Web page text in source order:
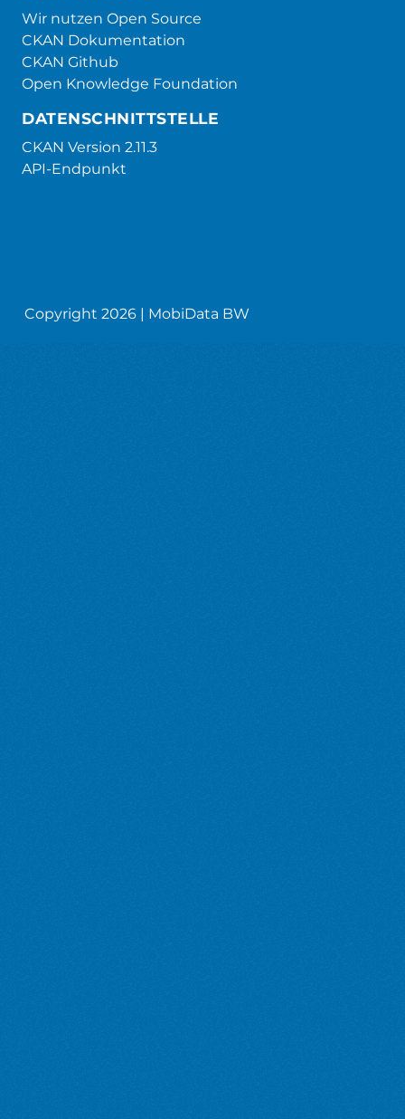
Wir nutzen Open Source
CKAN Dokumentation
CKAN Github
Open Knowledge Foundation
DATENSCHNITTSTELLE
CKAN Version 2.11.3
API-Endpunkt
Copyright 2026 | MobiData BW